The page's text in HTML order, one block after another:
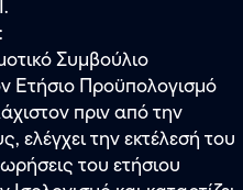
Συμβούλιο
Ετήσιο Προϋπολογισμό
πριν από την
ελέγχει την εκτέλεσή του
του ετήσιου